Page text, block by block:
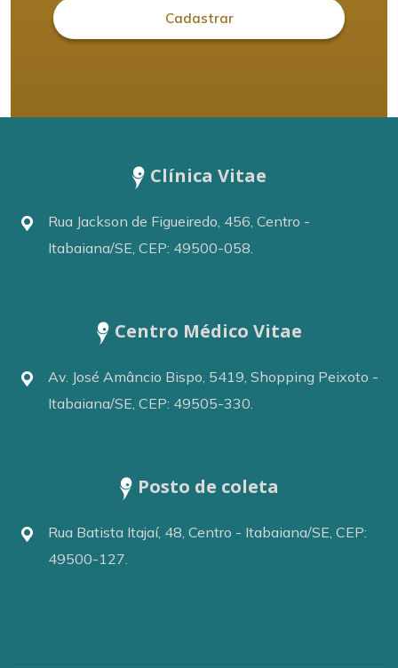
Clínica Vitae
Rua Jackson de Figueiredo, 456, Centro -
Itabaiana/SE, CEP: 49500-058.
Centro Médico Vitae
Av. José Amâncio Bispo, 5419, Shopping Peixoto -
Itabaiana/SE, CEP: 49505-330.
Posto de coleta
Rua Batista Itajaí, 48, Centro - Itabaiana/SE, CEP:
49500-127.